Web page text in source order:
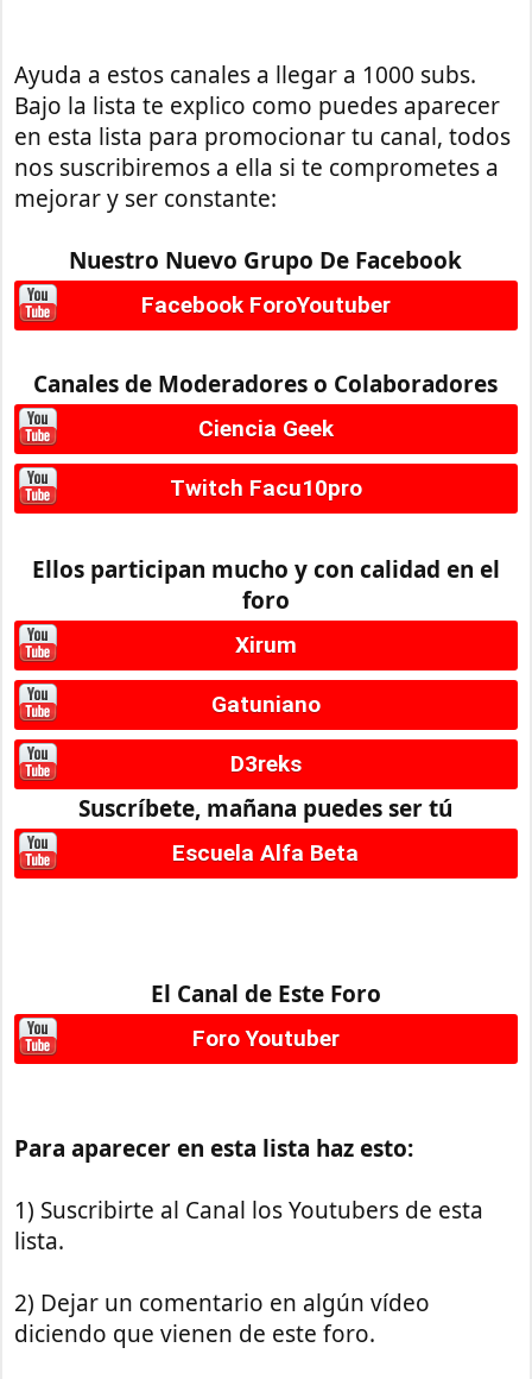
Ayuda a estos canales a llegar a 1000 subs.
Bajo la lista te explico como puedes aparecer
en esta lista para promocionar tu canal, todos
nos suscribiremos a ella si te comprometes a
mejorar y ser constante:
Nuestro Nuevo Grupo De Facebook
Facebook ForoYoutuber
Canales de Moderadores o Colaboradores
Ciencia Geek
Twitch Facu10pro
Ellos participan mucho y con calidad en el
foro
Xirum
Gatuniano
D3reks
Suscríbete, mañana puedes ser tú
Escuela Alfa Beta
El Canal de Este Foro
Foro Youtuber
Para aparecer en esta lista haz esto:
1) Suscribirte al Canal los Youtubers de esta
lista.
2) Dejar un comentario en algún vídeo
diciendo que vienen de este foro.